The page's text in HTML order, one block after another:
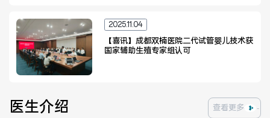
招聘职位
2025.11.04
【喜讯】成都双楠医院二代试管婴儿技术获
国家辅助生殖专家组认可
医生介绍 查看更多